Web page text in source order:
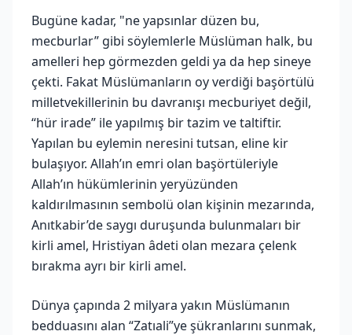
Bugüne kadar, "ne yapsınlar düzen bu,
mecburlar” gibi söylemlerle Müslüman halk, bu
amelleri hep görmezden geldi ya da hep sineye
çekti. Fakat Müslümanların oy verdiği başörtülü
milletvekillerinin bu davranışı mecburiyet değil,
“hür irade” ile yapılmış bir tazim ve taltiftir.
Yapılan bu eylemin neresini tutsan, eline kir
bulaşıyor. Allah’ın emri olan başörtüleriyle
Allah’ın hükümlerinin yeryüzünden
kaldırılmasının sembolü olan kişinin mezarında,
Anıtkabir’de saygı duruşunda bulunmaları bir
kirli amel, Hristiyan âdeti olan mezara çelenk
bırakma ayrı bir kirli amel.
Dünya çapında 2 milyara yakın Müslümanın
bedduasını alan “Zatıali”ye şükranlarını sunmak,